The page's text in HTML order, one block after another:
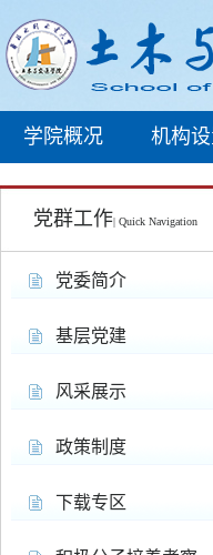
学院概况 机构
党群工作| Quick Navigation
党委简介
基层党建
风采展示
政策制度
下载专区